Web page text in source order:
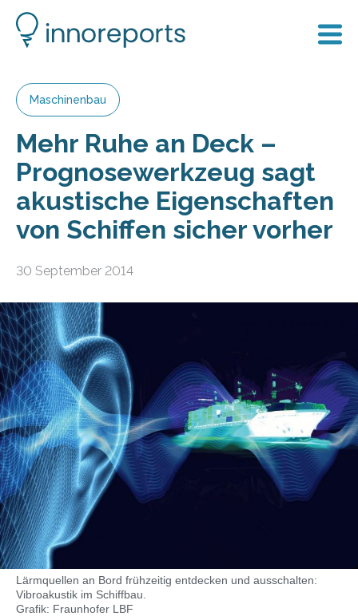
Maschinenbau
Mehr Ruhe an Deck –
Prognosewerkzeug sagt
akustische Eigenschaften
von Schiffen sicher vorher
30 September 2014
Lärmquellen an Bord frühzeitig entdecken und ausschalten:
Vibroakustik im Schiffbau.
Grafik: Fraunhofer LBF